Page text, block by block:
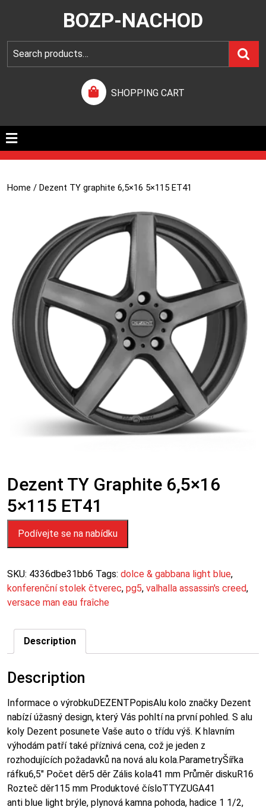
BOZP-NACHOD
SHOPPING CART
Home / Dezent TY graphite 6,5×16 5×115 ET41
Dezent TY Graphite 6,5×16
5×115 ET41
Podívejte se na nabídku
SKU: 4336dbe31bb6 Tags: dolce & gabbana light blue,
konferenční stolek čtverec, pg5, valhalla assassin's creed,
versace man eau fraîche
Description
Description
Informace o výrobkuDEZENTPopisAlu kolo značky Dezent
nabízí úžasný design, který Vás pohltí na první pohled. S alu
koly Dezent posunete Vaše auto o třídu výš. K hlavním
výhodám patří také příznivá cena, což je jeden z
rozhodujících požadavků na nová alu kola.ParametryŠířka
ráfku6,5″ Počet děr5 děr Zális kola41 mm Průměr diskuR16
Rozteč děr115 mm Produktové čísloTTYZUGA41
anti blue light brýle, plynová kamna pohoda, hadice 1 1/2,